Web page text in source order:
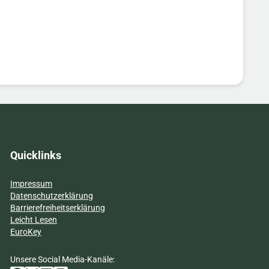
Quicklinks
Impressum
Datenschutzerklärung
Barrierefreiheitserklärung
Leicht Lesen
EuroKey
Unsere Social Media-Kanäle: